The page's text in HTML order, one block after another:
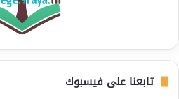
تابعنا على فيسبوك